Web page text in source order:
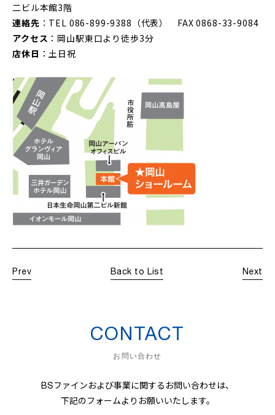
二ビル本館3階
連絡先 ：TEL 086-899-9388（代表） FAX 0868-33-9084
アクセス ：岡山駅東口より徒歩3分
店休日 ：土日祝
Prev Back to List Next
CONTACT
お問い合わせ
BSファインおよび事業に関するお問い合わせは、
下記のフォームよりお願いいたします。